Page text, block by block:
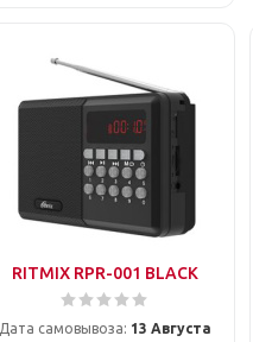
RITMIX RPR-001 BLACK
Дата самовывоза: 13 Августа